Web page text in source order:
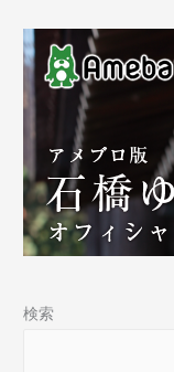
検索